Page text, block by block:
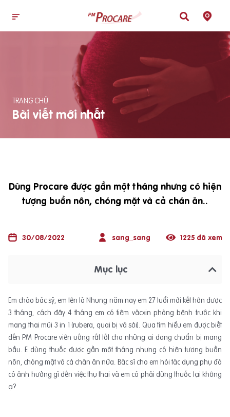
TRANG CHỦ
Bài viết mới nhất
Dùng Procare được gần một tháng nhưng có hiện
tượng buồn nôn, chóng mặt và cả chán ăn..
30/08/2022 sang_sang 1225 đã xem
Mục lục
Em chào bác sỹ, em tên là Nhung năm nay em 27 tuổi mới kết hôn được
3 tháng, cách đây 4 tháng em có tiêm văcxin phòng bệnh trước khi
mang thai mũi 3 in 1 (rubera, quai bị và sởi). Qua tìm hiểu em được biết
đến PM Procare viên uống rất tốt cho những ai đang chuẩn bị mang
bầu. E dùng thuốc được gần một tháng nhưng có hiện tượng buồn
nôn, chóng mặt và cả chán ăn nữa. Bác sĩ cho em hỏi tác dụng phụ đó
có ảnh hưởng gì đến việc thụ thai và em có phải dừng thuốc lại không
ạ?